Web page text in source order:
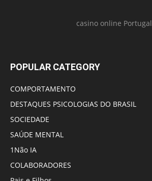
casino online Portugal
POPULAR CATEGORY
COMPORTAMENTO
DESTAQUES PSICOLOGIAS DO BRASIL
SOCIEDADE
SAÚDE MENTAL
1Não IA
COLABORADORES